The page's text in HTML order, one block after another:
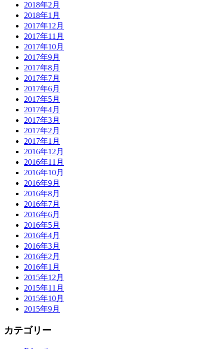
2018年2月
2018年1月
2017年12月
2017年11月
2017年10月
2017年9月
2017年8月
2017年7月
2017年6月
2017年5月
2017年4月
2017年3月
2017年2月
2017年1月
2016年12月
2016年11月
2016年10月
2016年9月
2016年8月
2016年7月
2016年6月
2016年5月
2016年4月
2016年3月
2016年2月
2016年1月
2015年12月
2015年11月
2015年10月
2015年9月
カテゴリー